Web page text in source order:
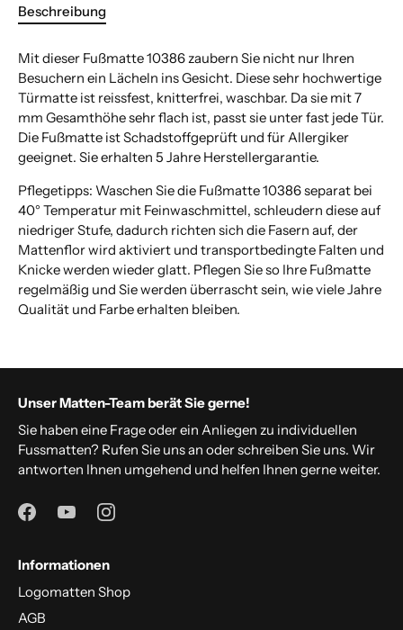
Beschreibung
Mit dieser Fußmatte 10386 zaubern Sie nicht nur Ihren
Besuchern ein Lächeln ins Gesicht. Diese sehr hochwertige
Türmatte ist reissfest, knitterfrei, waschbar. Da sie mit 7
mm Gesamthöhe sehr flach ist, passt sie unter fast jede Tür.
Die Fußmatte ist Schadstoffgeprüft und für Allergiker
geeignet. Sie erhalten 5 Jahre Herstellergarantie.
Pflegetipps: Waschen Sie die Fußmatte 10386 separat bei
40° Temperatur mit Feinwaschmittel, schleudern diese auf
niedriger Stufe, dadurch richten sich die Fasern auf, der
Mattenflor wird aktiviert und transportbedingte Falten und
Knicke werden wieder glatt. Pflegen Sie so Ihre Fußmatte
regelmäßig und Sie werden überrascht sein, wie viele Jahre
Qualität und Farbe erhalten bleiben.
Unser Matten-Team berät Sie gerne!
Sie haben eine Frage oder ein Anliegen zu individuellen
Fussmatten? Rufen Sie uns an oder schreiben Sie uns. Wir
antworten Ihnen umgehend und helfen Ihnen gerne weiter.
Informationen
Logomatten Shop
AGB